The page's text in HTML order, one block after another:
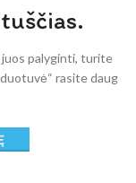
juos palyginti, turite
rasite daug